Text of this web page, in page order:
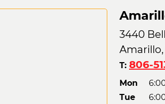
3440
Amarillo,
T: 806-
Mon
Tue